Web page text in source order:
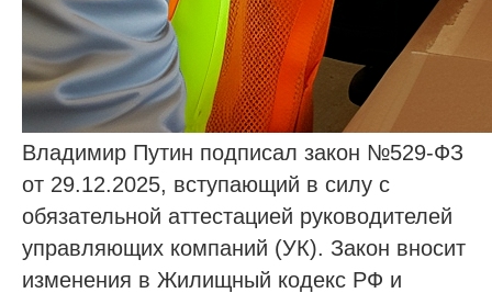
Владимир Путин подписал закон №529-ФЗ
от 29.12.2025, вступающий в силу с
обязательной аттестацией руководителей
управляющих компаний (УК). Закон вносит
изменения в Жилищный кодекс РФ и